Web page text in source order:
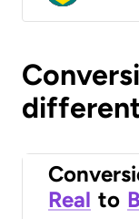
Real to